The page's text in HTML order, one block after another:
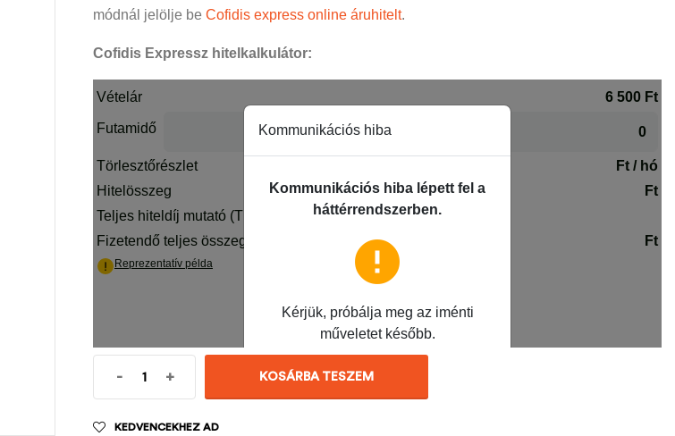
módnál jelölje beCofidis express online áruhitelt.
Cofidis Expressz hitelkalkulátor:
- + KOSÁRBA TESZEM
KEDVENCEKHEZ AD